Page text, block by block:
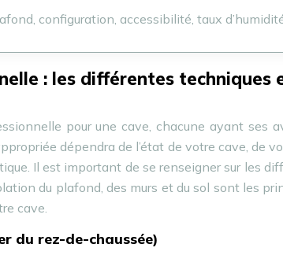
configuration, accessibilité, taux
: les différentes techniques
pour une cave, chacune ayant ses
dépendra de l’état de votre cave, de
Il est important de se renseigner sur les
du plafond, des murs et du sol sont les
cave.
du rez-de-chaussée)